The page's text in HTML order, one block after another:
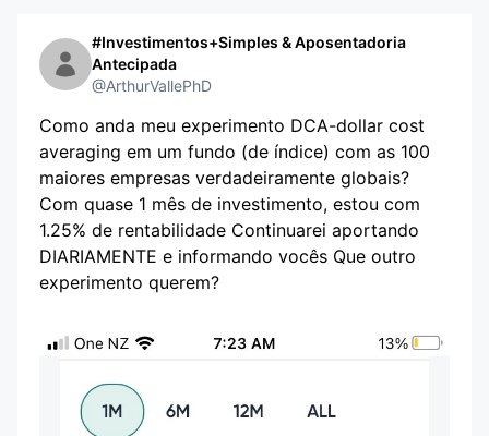
#Investimentos+Simples & Aposentadoria
Antecipada
@ArthurVallePhD
Como anda meu experimento DCA-dollar cost
averaging em um fundo (de índice) com as 100
maiores empresas verdadeiramente globais?
Com quase 1 mês de investimento, estou com
1.25% de rentabilidade Continuarei aportando
DIARIAMENTE e informando vocês Que outro
experimento querem?